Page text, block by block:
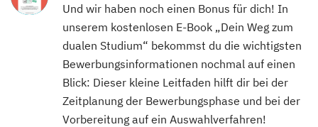
Und wir haben noch einen Bonus für dich! In
unserem kostenlosen E-Book „Dein Weg zum
dualen Studium“ bekommst du die wichtigsten
Bewerbungsinformationen nochmal auf einen
Blick: Dieser kleine Leitfaden hilft dir bei der
Zeitplanung der Bewerbungsphase und bei der
Vorbereitung auf ein Auswahlverfahren!